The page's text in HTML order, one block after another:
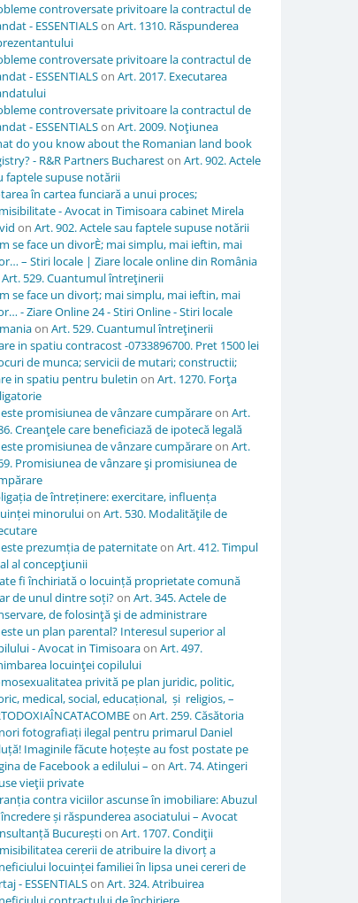
controversate privitoare la contractul de
- ESSENTIALSon Art. 1310. Răspunderea
controversate privitoare la contractul de
- ESSENTIALSon Art. 2017. Executarea
controversate privitoare la contractul de
- ESSENTIALSon Art. 2009. Noţiunea
do you know about the Romanian land book
- R&R Partners Buchareston Art. 902. Actele
faptele supuse notării
în cartea funciară a unui proces;
- Avocat in Timisoara cabinet Mirela
on Art. 902. Actele sau faptele supuse notării
se face un divorÈ; mai simplu, mai ieftin, mai
– Stiri locale | Ziare locale online din România
Art. 529. Cuantumul întreţinerii
se face un divorț; mai simplu, mai ieftin, mai
- Ziare Online 24 - Stiri Online - Stiri locale
on Art. 529. Cuantumul întreţinerii
in spatiu contracost -0733896700. Pret 1500 lei
de munca; servicii de mutari; constructii;
in spatiu pentru buletin on Art. 1270. Forţa
este promisiunea de vânzare cumpărareon Art.
Creanţele care beneficiază de ipotecă legală
este promisiunea de vânzare cumpărareon Art.
Promisiunea de vânzare şi promisiunea de
de întreținere: exercitare, influența
minoruluion Art. 530. Modalităţile de
este prezumția de paternitateon Art. 412. Timpul
al concepţiunii
fi închiriată o locuință proprietate comună
de unul dintre soți?on Art. 345. Actele de
de folosinţă şi de administrare
este un plan parental? Interesul superior al
- Avocat in Timisoaraon Art. 497.
locuinţei copilului
privită pe plan juridic, politic,
medical, social, educațional, și religios, –
on Art. 259. Căsătoria
fotografiați ilegal pentru primarul Daniel
Imaginile făcute hoțește au fost postate pe
de Facebook a edilului – on Art. 74. Atingeri
vieţii private
contra viciilor ascunse în imobiliare: Abuzul
și răspunderea asociatului – Avocat
Bucureștion Art. 1707. Condiţii
cererii de atribuire la divorț a
locuinței familiei în lipsa unei cereri de
- ESSENTIALSon Art. 324. Atribuirea